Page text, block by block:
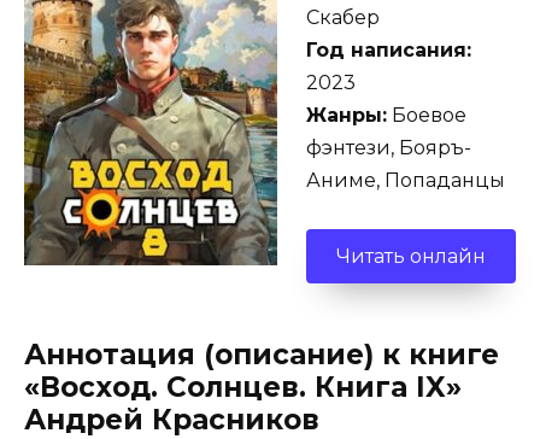
Скабер
Год написания:
2023
Жанры: Боевое
фэнтези, Бояръ-
Аниме, Попаданцы
Читать онлайн
Аннотация (описание) к книге
«Восход. Солнцев. Книга IX»
Андрей Красников